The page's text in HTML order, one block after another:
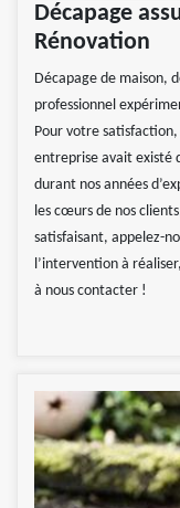
Décapage
Rénovation
Décapage de maison,
professionnel
Pour votre
entreprise avait existé
durant nos années
les cœurs de nos
satisfaisant, appelez-
l’intervention à
à nous contacter !